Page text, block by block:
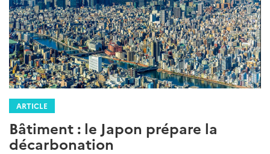
ARTICLE
Bâtiment : le Japon prépare la
décarbonation